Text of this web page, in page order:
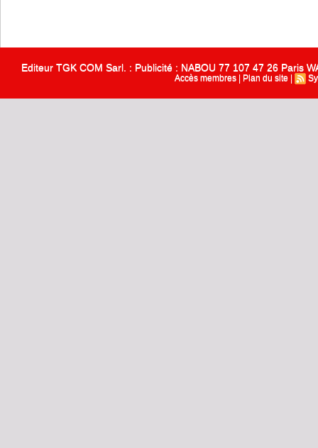
Editeur TGK COM Sarl. : Publicité : NABOU 77 107 47 26 Paris
Accès membres Plan du site